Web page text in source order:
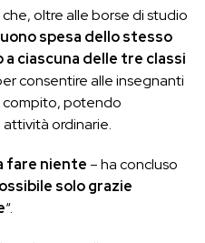
oltre alle borse di studio
spesa dello stesso
ciascuna delle tre classi
consentire alle insegnanti
compito, potendo
ordinarie.
fare niente – ha concluso
solo grazie
“.